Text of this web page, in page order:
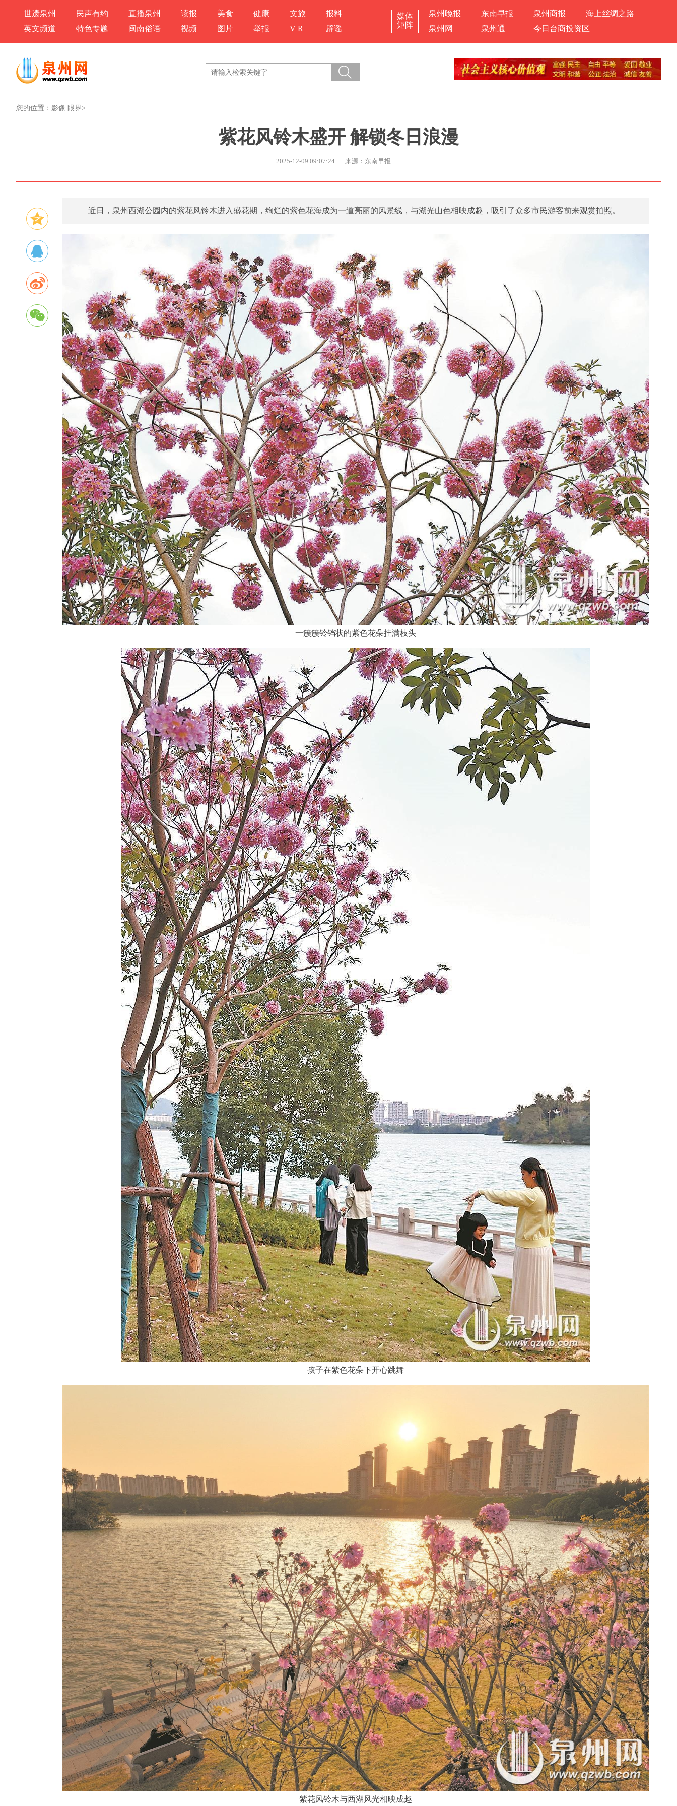
世遗泉州 民声有约 直播泉州 读报 美食 健康 文旅
报料
英文频道
特色专题 闽南俗语 视频 图片 举报 V R 辟谣
媒体
矩阵
泉州晚报 东南早报 泉州商报
海上丝绸之路
泉州网
泉州通 今日台商投资区
您的位置： 影像 眼界>
紫花风铃木盛开 解锁冬日浪漫
2025-12-09 09:07:24 来源：东南早报
近日，泉州西湖公园内的紫花风铃木进入盛花期，绚烂的紫色花海成为一道亮丽的风景线，与湖光山色相映成趣，吸引了众多市民游客前来观赏拍照。
一簇簇铃铛状的紫色花朵挂满枝头
孩子在紫色花朵下开心跳舞
紫花风铃木与西湖风光相映成趣